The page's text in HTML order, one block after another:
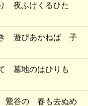
夜ふけくるひた
遊びあかねば 子
墓地のはひりも
谷の 春も去ぬめ